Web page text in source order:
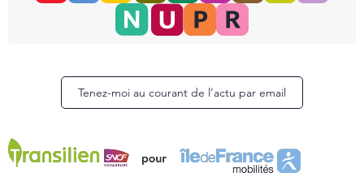
Tenez-moi au courant de l’actu par email